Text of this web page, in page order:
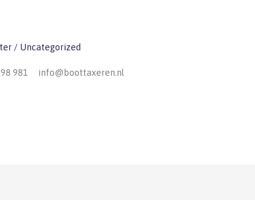
/ Uncategorized
981 info@boottaxeren.nl